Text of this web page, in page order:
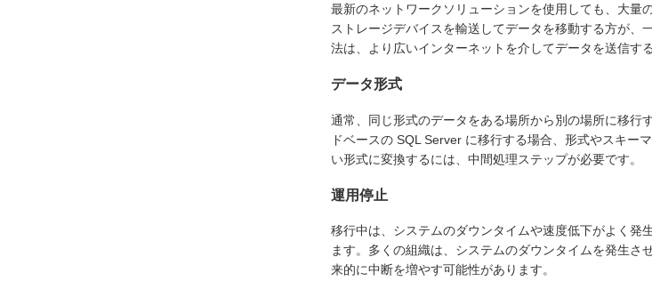
最新のネットワークソリューションを使用しても、大量
ストレージデバイスを輸送してデータを移動する方が
法は、より広いインターネットを介してデータを送信す
データ形式
通常、同じ形式のデータをある場所から別の場所に移行
ドベースの SQL Server に移行する場合、形式やスキー
い形式に変換するには、中間処理ステップが必要です。
運用停止
移行中は、システムのダウンタイムや速度低下がよく発
ます。多くの組織は、システムのダウンタイムを発生
来的に中断を増やす可能性があります。